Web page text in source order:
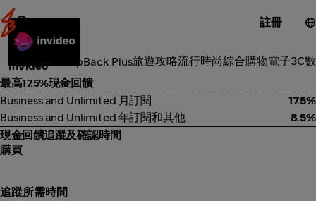
註冊
ShopBack Plus旅遊攻略流行時尚綜合購物電子3C
工具服務
InVideo
最高17.5%現金回饋
Business and Unlimited 月訂閱
17.5%
Business and Unlimited 年訂閱和其他
8.5%
現金回饋追蹤及確認時間
購買
追蹤所需時間